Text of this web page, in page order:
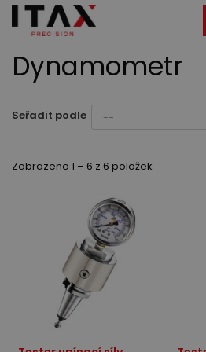
Dynamometr
Seřadit podle
Zobrazeno 1 – 6 z 6 položek